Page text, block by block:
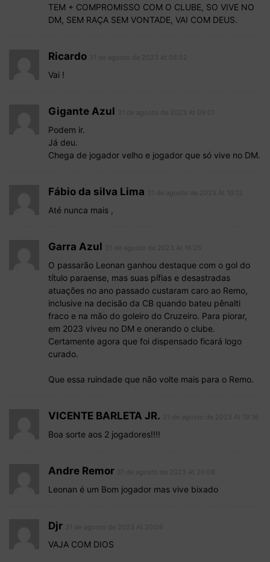
TEM + COMPROMISSO COM O CLUBE, SO VIVE NO
DM, SEM RAÇA SEM VONTADE, VAI COM DEUS.
Ricardo
Vai !
Gigante Azul
Podem ir.
Já deu.
Chega de jogador velho e jogador que só vive no DM.
Fábio da silva Lima
Até nunca mais ,
Garra Azul
O passarão Leonan ganhou destaque com o gol do
título paraense, mas suas pífias e desastradas
atuações no ano passado custaram caro ao Remo,
inclusive na decisão da CB quando bateu pênalti
fraco e na mão do goleiro do Cruzeiro. Para piorar,
em 2023 viveu no DM e onerando o clube.
Certamente agora que foi dispensado ficará logo
curado.
Que essa ruindade que não volte mais para o Remo.
VICENTE BARLETA JR.
Boa sorte aos 2 jogadores!!!!
Andre Remor
Leonan é um Bom jogador mas vive bixado
Djr
VAJA COM DIOS